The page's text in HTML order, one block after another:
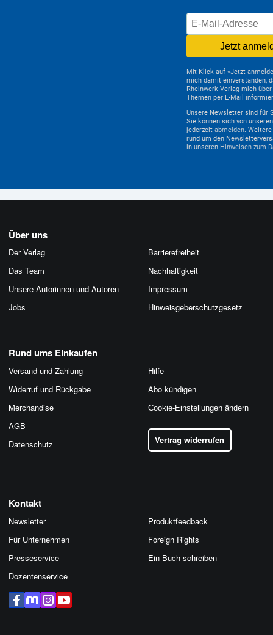
Jetzt
Mit Klick auf »Jetzt
mich damit einverstanden,
Rheinwerk Verlag mich
Themen per E-Mail
Unsere Newsletter sind für
Sie können sich von
jederzeit abmelden.
rund um den
in unseren Hinweisen zum
Über uns
Der Verlag
Das Team
Unsere Autorinnen und Autoren
Jobs
Barrierefreiheit
Nachhaltigkeit
Impressum
Hinweis­geber­schutz­gesetz
Kontakt
Newsletter
Für Unternehmen
Presseservice
Dozentenservice
Produktfeedback
Foreign Rights
Ein Buch schreiben
Rund ums Einkaufen
Versand und Zahlung
Widerruf und Rückgabe
Merchandise
AGB
Datenschutz
Hilfe
Abo kündigen
Cookie-Einstellungen ändern
Vertrag widerrufen